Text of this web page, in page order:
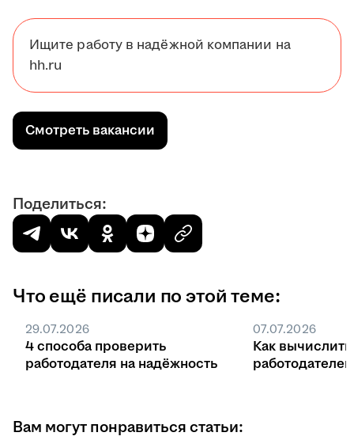
Ищите работу в надёжной компании на
hh.ru
Смотреть вакансии
Поделиться:
Что ещё писали по этой теме:
29.07.2026
4 способа проверить
работодателя на надёжность
07.07.2026
Как вычислить
Вам могут понравиться статьи: